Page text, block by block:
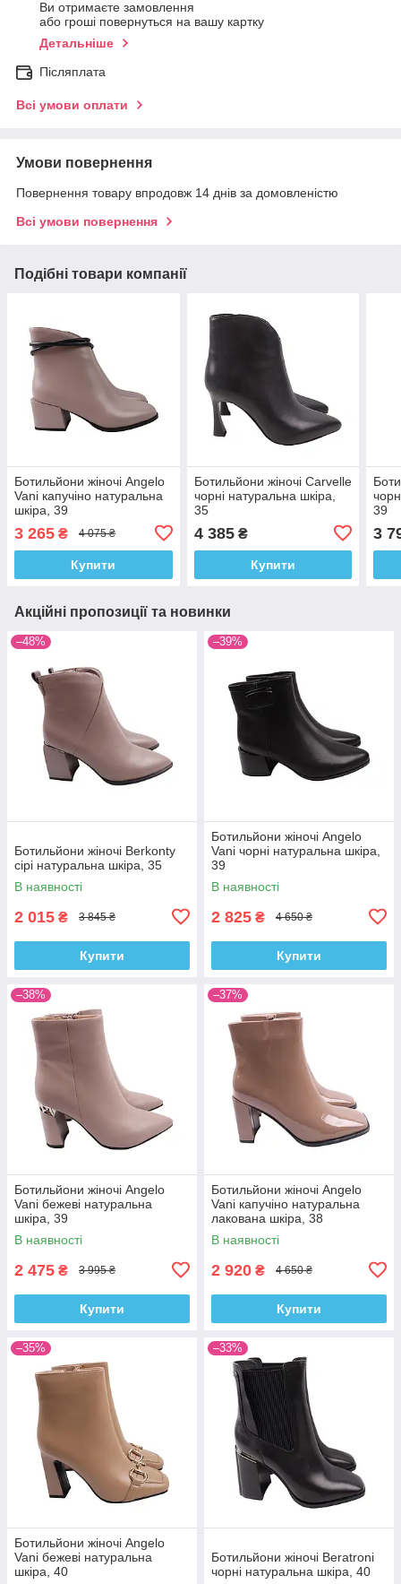
Ви отримаєте замовлення
або гроші повернуться на вашу картку
Детальніше
Післяплата
Всі умови оплати
Умови повернення
Повернення товару впродовж 14 днів за домовленістю
Всі умови повернення
Подібні товари компанії
Ботильйони жіночі Angelo
Vani капучіно натуральна
шкіра, 39
3 265 ₴ 4 075 ₴
Купити
Ботильйони жіночі Carvelle
чорні натуральна шкіра,
35
4 385₴
Купити
39
3
Акційні пропозиції та новинки
–48%
Ботильйони жіночі Berkonty
сірі натуральна шкіра, 35
В наявності
2 015 ₴ 3 845 ₴
Купити
–39%
Ботильйони жіночі Angelo
Vani чорні натуральна шкіра,
39
В наявності
2 825 ₴ 4 650 ₴
Купити
–38%
Ботильйони жіночі Angelo
Vani бежеві натуральна
шкіра, 39
В наявності
2 475 ₴ 3 995 ₴
Купити
–37%
Ботильйони жіночі Angelo
Vani капучіно натуральна
лакована шкіра, 38
В наявності
2 920 ₴ 4 650 ₴
Купити
–35%
Ботильйони жіночі Angelo
Vani бежеві натуральна
шкіра, 40
–33%
Ботильйони жіночі Beratroni
чорні натуральна шкіра, 40